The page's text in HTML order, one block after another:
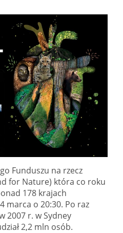
Funduszu na rzecz
for Nature) która co roku
178 krajach
marca o 20:30. Po raz
2007 r. w Sydney
2,2 mln osób.